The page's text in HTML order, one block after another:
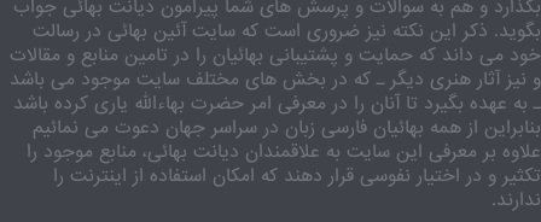
بگذارد و هم به سوالات و پرسش های شما پیرامون دیانت بهائی جواب
بگوید. ذکر این نکته نیز ضروری است که سایت آئین بهائی در رسالت
خود می داند که حمایت و پشتیبانی بهائیان را در تامین منابع و مقالات
و نیز آثار هنری دیگر ـ که در بخش های مختلف سایت موجود می باشد
ـ به عهده بگیرد تا آنان را در معرفی امر حضرت بهاءالله یاری کرده باشد
بنابراین از همه بهائیان فارسی زبان در سراسر جهان دعوت می نمائیم
علاوه بر معرفی این سایت به علاقمندان دیانت بهائی، منابع موجود را
تکثیر و در اختیار نفوسی قرار دهند که امکان استفاده از اینترنت را
ندارند.